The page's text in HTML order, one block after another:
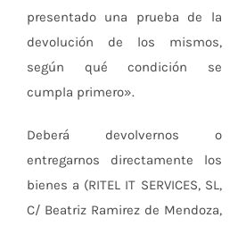
presentado una prueba de la
devolución de los mismos,
según qué condición se
cumpla primero».
Deberá devolvernos o
entregarnos directamente los
bienes a (RITEL IT SERVICES, SL,
C/ Beatriz Ramirez de Mendoza,